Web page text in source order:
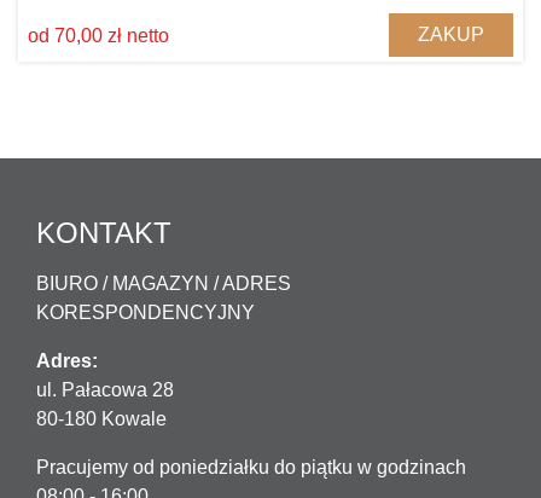
od 70,00 zł netto ZAKUP
KONTAKT
BIURO / MAGAZYN / ADRES
KORESPONDENCYJNY
Adres:
ul. Pałacowa 28
80-180 Kowale
Pracujemy od poniedziałku do piątku w godzinach